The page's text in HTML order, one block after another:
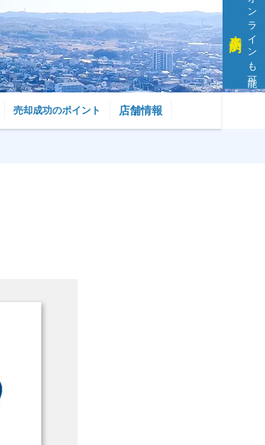
オンラインも可能
売却成功のポイント 店舗情報